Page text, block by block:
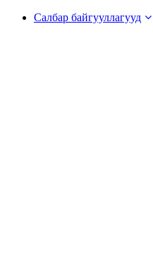
Салбар байгууллагууд